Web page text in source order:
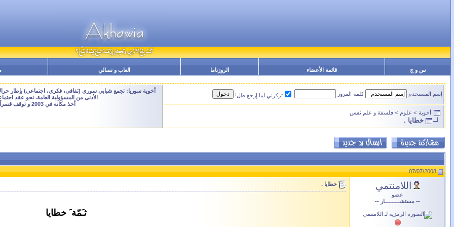
س و ج قائمة الأعضاء الروزناما العاب و تسالي
إسم المستخدم كلمة المرور تزكرني لما إرجع طل!
أخوية سوريا: تجمع شبابي سوري (ثقافي، فكري، اجتماعي) بإطار
الأدنى من المسؤولية العامة. نحو عقد
أخذ مكانه في 2003 و توقف قسراً نهاية 2009 - النسخة الحالية هنا هي ارشيفية للتصفح فقط
أخوية > علوم > فلسفة و علم نفس
خطايا .
07/07/2008
اللامنتمي
عضو
-- مستشــــــــــار --
خطايا .
ثـَمّة َ خطايا